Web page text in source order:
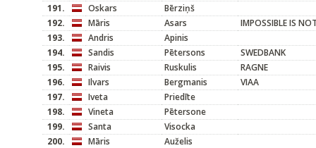
191.
Oskars
Bērziņš
192.
Māris Asars
IMPOSSIBLE IS
193.
Andris
Apinis
194.
Sandis Pētersons
SWEDBANK
195.
Raivis Ruskulis
RAGNE
196.
Ilvars Bergmanis
VIAA
197.
Iveta
Priedīte
198.
Vineta
Pētersone
199.
Santa
Visocka
200.
Māris
Auželis